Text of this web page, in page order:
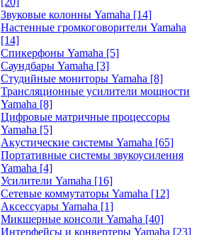
Звуковые колонны Yamaha [14]
Настенные громкоговорители Yamaha
[14]
Спикерфоны Yamaha [5]
Саундбары Yamaha [3]
Студийные мониторы Yamaha [8]
Трансляционные усилители мощности
Yamaha [8]
Цифровые матричные процессоры
Yamaha [5]
Акустические системы Yamaha [65]
Портативные системы звукоусиления
Yamaha [4]
Усилители Yamaha [16]
Сетевые коммутаторы Yamaha [12]
Аксессуары Yamaha [1]
Микшерные консоли Yamaha [40]
Интерфейсы и конвертеры Yamaha [23]